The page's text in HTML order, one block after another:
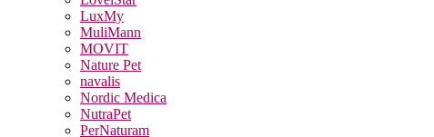
LuxMy
MuliMann
MOVIT
Nature Pet
navalis
Nordic Medica
NutraPet
PerNaturam